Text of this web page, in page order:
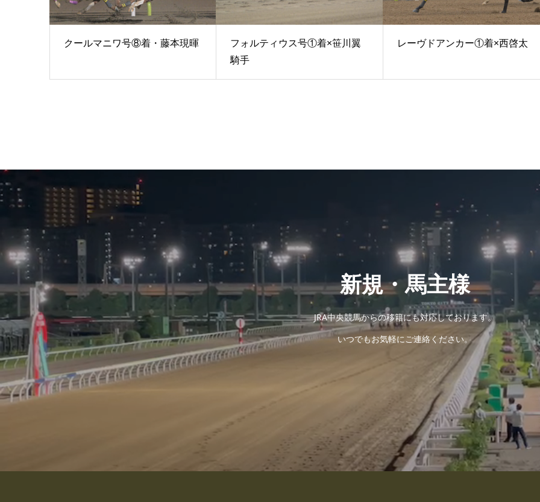
クールマニワ号⑧着・藤本現暉
フォルティウス号①着×笹川翼
騎手
レーヴドアンカー①着×西啓太
新規・馬主様
JRA中央競馬からの移籍にも対応しております。
いつでもお気軽にご連絡ください。